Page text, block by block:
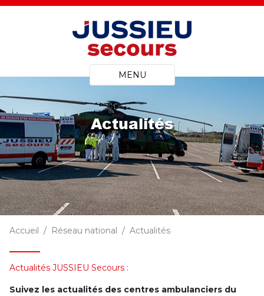
MENU
Actualités
Accueil Réseau national Actualités
Actualités JUSSIEU Secours :
Suivez les actualités des centres ambulanciers du